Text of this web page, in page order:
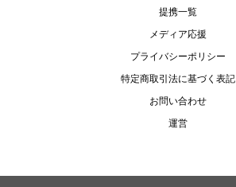
提携一覧
メディア応援
プライバシーポリシー
特定商取引法に基づく表記
お問い合わせ
運営